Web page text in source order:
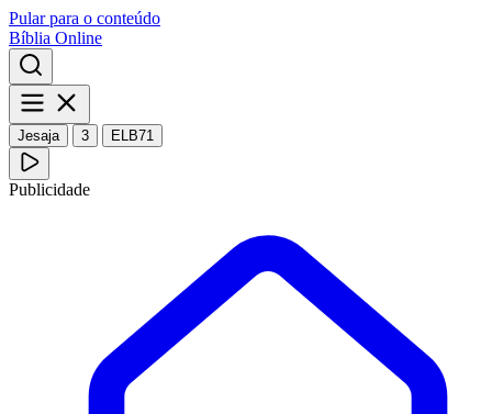
Pular para o conteúdo
Bíblia Online
Jesaja 3 ELB71
Publicidade